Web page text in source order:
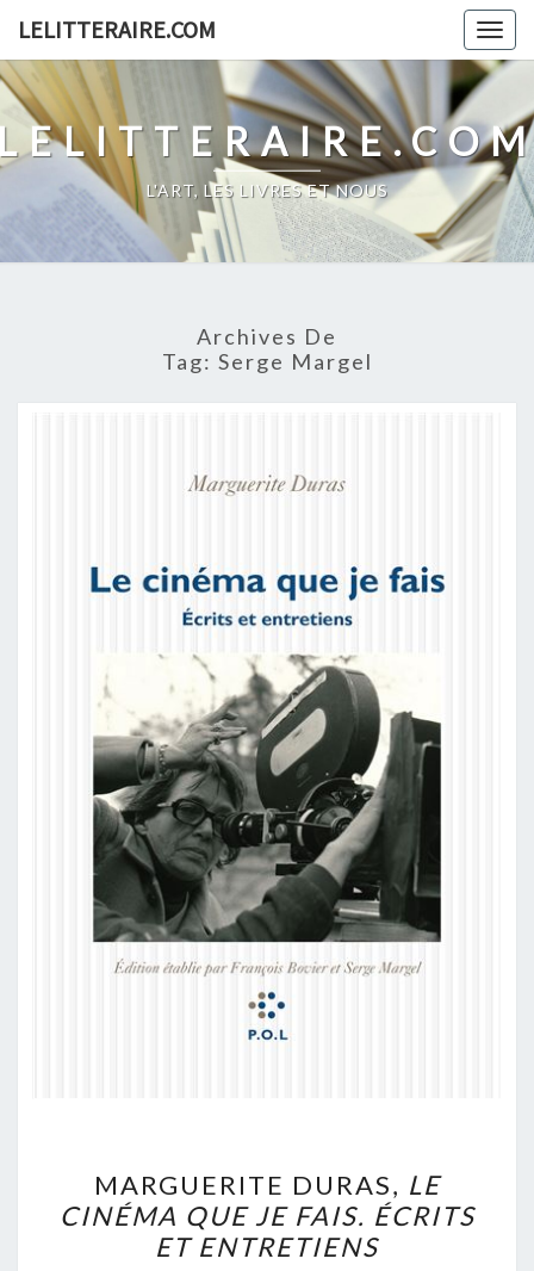
content
LELITTERAIRE.COM
L'ART, LES LIVRES ET NOUS
Archives De
Tag: Serge Margel
DURAS,
LE
CINÉMA
MARGUERITE DURAS, LE
CINÉMA QUE JE FAIS. ÉCRITS
ET ENTRETIENS